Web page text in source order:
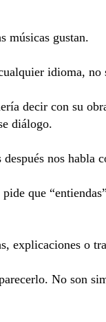
músicas gustan.
idioma,
decir con su
diálogo.
nos habla
que
explicaciones o
No son